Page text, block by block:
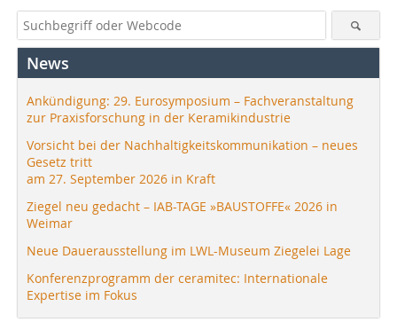
News
Ankündigung: 29. Eurosymposium – Fachveranstaltung
zur Praxisforschung in der Keramikindustrie
Vorsicht bei der Nachhaltigkeitskommunikation – neues
Gesetz tritt
am 27. September 2026 in Kraft
Ziegel neu gedacht – IAB-TAGE »BAUSTOFFE« 2026 in
Weimar
Neue Dauerausstellung im LWL-Museum Ziegelei Lage
Konferenzprogramm der ceramitec: Internationale
Expertise im Fokus